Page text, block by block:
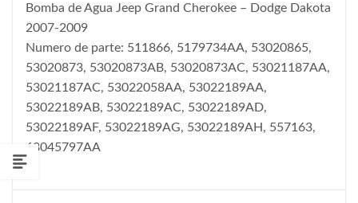
Bomba de Agua Jeep Grand Cherokee – Dodge Dakota
2007-2009
Numero de parte: 511866, 5179734AA, 53020865,
53020873, 53020873AB, 53020873AC, 53021187AA,
53021187AC, 53022058AA, 53022189AA,
53022189AB, 53022189AC, 53022189AD,
53022189AF, 53022189AG, 53022189AH, 557163,
68045797AA